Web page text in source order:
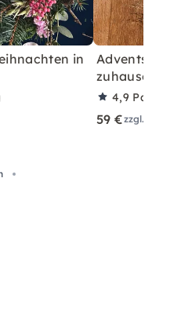
in
zuhause –
4,9
59 €zzgl.